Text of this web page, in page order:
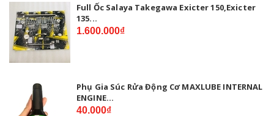
Full Ốc Salaya Takegawa Exicter 150,Exicter
135...
1.600.000₫
Phụ Gia Súc Rửa Động Cơ MAXLUBE INTERNAL
ENGINE...
40.000₫